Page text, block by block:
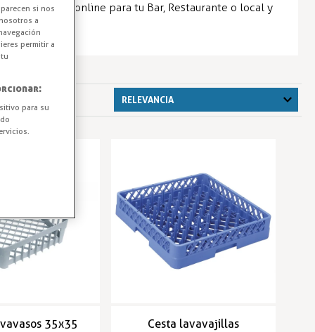
compra online para tu Bar, Restaurante o local y
35x35
Cesta lavavajillas
si nos
a
permitir a
para su